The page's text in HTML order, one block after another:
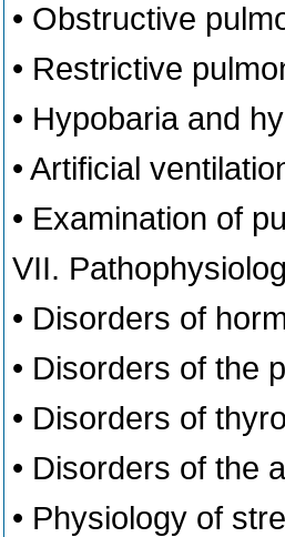
• Obstructive
• Restrictive
• Hypobaria and
• Artificial
• Examination of
VII.
• Disorders of
• Disorders of the
• Disorders of
• Disorders of the
• Physiology of